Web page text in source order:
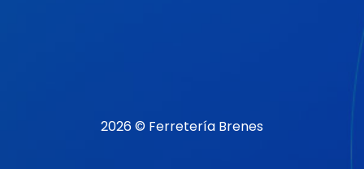
2026 © Ferretería Brenes